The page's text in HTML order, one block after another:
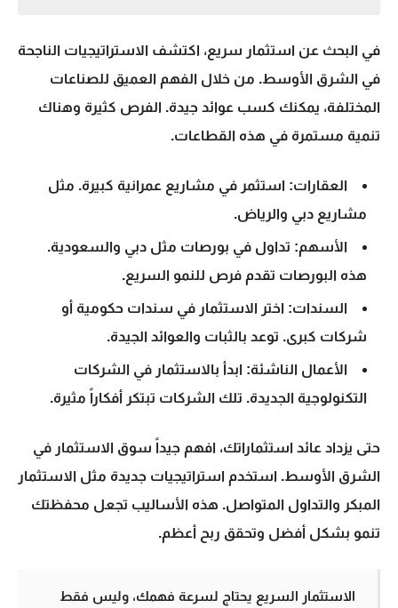
في البحث عن استثمار سريع، اكتشف الاستراتيجيات الناجحة
في الشرق الأوسط. من خلال الفهم العميق للصناعات
المختلفة، يمكنك كسب عوائد جيدة. الفرص كثيرة وهناك
تنمية مستمرة في هذه القطاعات.
العقارات: استثمر في مشاريع عمرانية كبيرة. مثل
مشاريع دبي والرياض.
الأسهم: تداول في بورصات مثل دبي والسعودية.
هذه البورصات تقدم فرص للنمو السريع.
السندات: اختر الاستثمار في سندات حكومية أو
شركات كبرى. توعد بالثبات والعوائد الجيدة.
الأعمال الناشئة: ابدأ بالاستثمار في الشركات
التكنولوجية الجديدة. تلك الشركات تبتكر أفكاراً مثيرة.
حتى يزداد عائد استثماراتك، افهم جيداً سوق الاستثمار في
الشرق الأوسط. استخدم استراتيجيات جديدة مثل الاستثمار
المبكر والتداول المتواصل. هذه الأساليب تجعل محفظتك
تنمو بشكل أفضل وتحقق ربح أعظم.
الاستثمار السريع يحتاج لسرعة فهمك، وليس فقط